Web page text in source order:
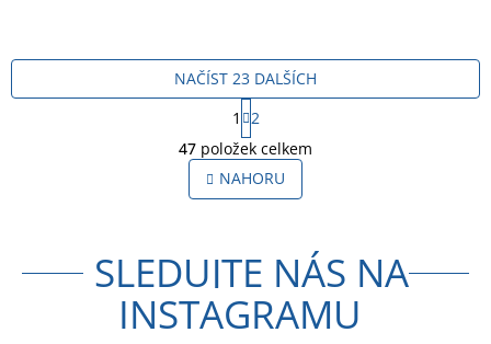
O
v
l
á
c
í
p
r
NAČÍST 23 DALŠÍCH
S
t
r
á
n
k
á
n
í
1
2
47 položek celkem
NAHORU
SLEDUJTE NÁS NA
INSTAGRAMU